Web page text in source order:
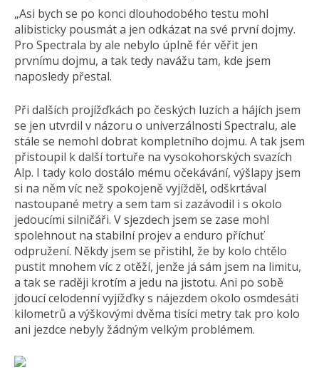
„Asi bych se po konci dlouhodobého testu mohl
alibisticky pousmát a jen odkázat na své první dojmy.
Pro Spectrala by ale nebylo úplně fér věřit jen
prvnímu dojmu, a tak tedy navážu tam, kde jsem
naposledy přestal.
Při dalších projížďkách po českých luzích a hájích jsem
se jen utvrdil v názoru o univerzálnosti Spectralu, ale
stále se nemohl dobrat kompletního dojmu. A tak jsem
přistoupil k další tortuře na vysokohorských svazích
Alp. I tady kolo dostálo mému očekávání, výšlapy jsem
si na něm víc než spokojeně vyjížděl, odškrtával
nastoupané metry a sem tam si zazávodil i s okolo
jedoucími silničáři. V sjezdech jsem se zase mohl
spolehnout na stabilní projev a enduro příchuť
odpružení. Někdy jsem se přistihl, že by kolo chtělo
pustit mnohem víc z otěží, jenže já sám jsem na limitu,
a tak se raději krotím a jedu na jistotu. Ani po sobě
jdoucí celodenní vyjížďky s nájezdem okolo osmdesáti
kilometrů a výškovými dvěma tisíci metry tak pro kolo
ani jezdce nebyly žádným velkým problémem.